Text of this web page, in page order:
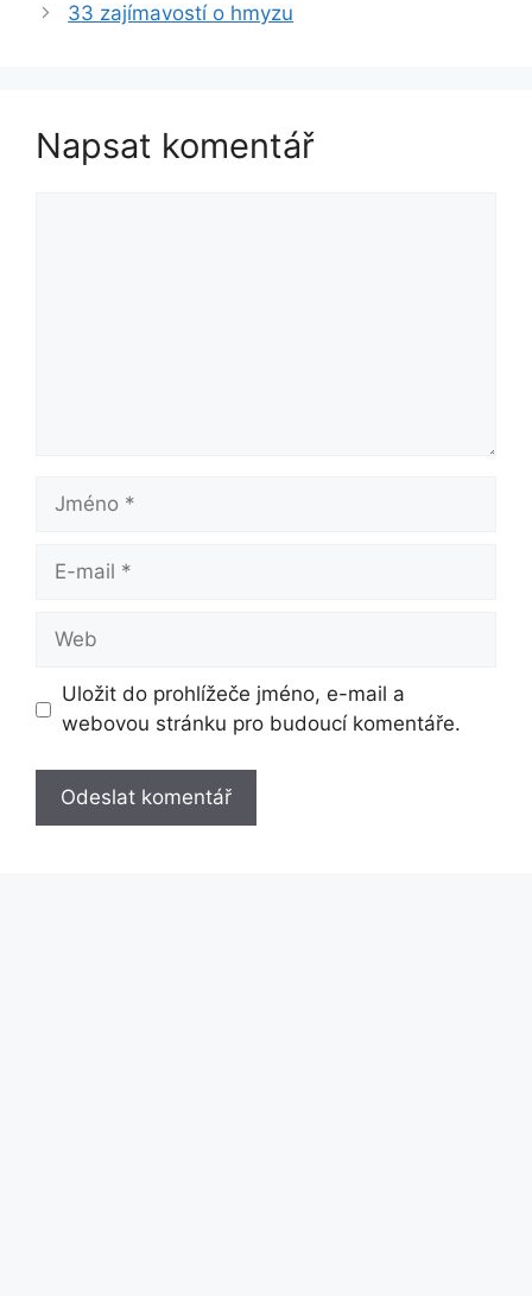
33 zajímavostí o hmyzu
Napsat komentář
Jméno
Web
Uložit do prohlížeče jméno, e-mail a
webovou stránku pro budoucí komentáře.